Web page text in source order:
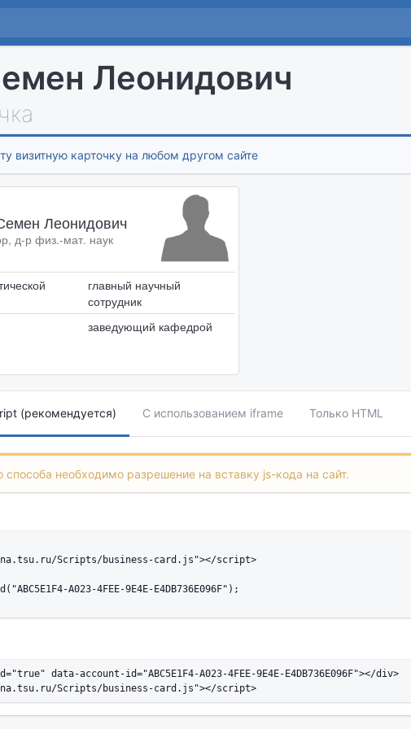
Леонидович
визитную карточку на любом другом сайте
Леонидович
д-р физ.-мат. наук
главный научный
сотрудник
заведующий кафедрой
(рекомендуется) С использованием iframe Только HTML
способа необходимо разрешение на вставку js-кода на сайт.
Scripts/business-card.js"></script>
A023-4FEE-9E4E-E4DB736E096F");
data-account-id="ABC5E1F4-A023-4FEE-9E4E-E4DB736E096F"></div>